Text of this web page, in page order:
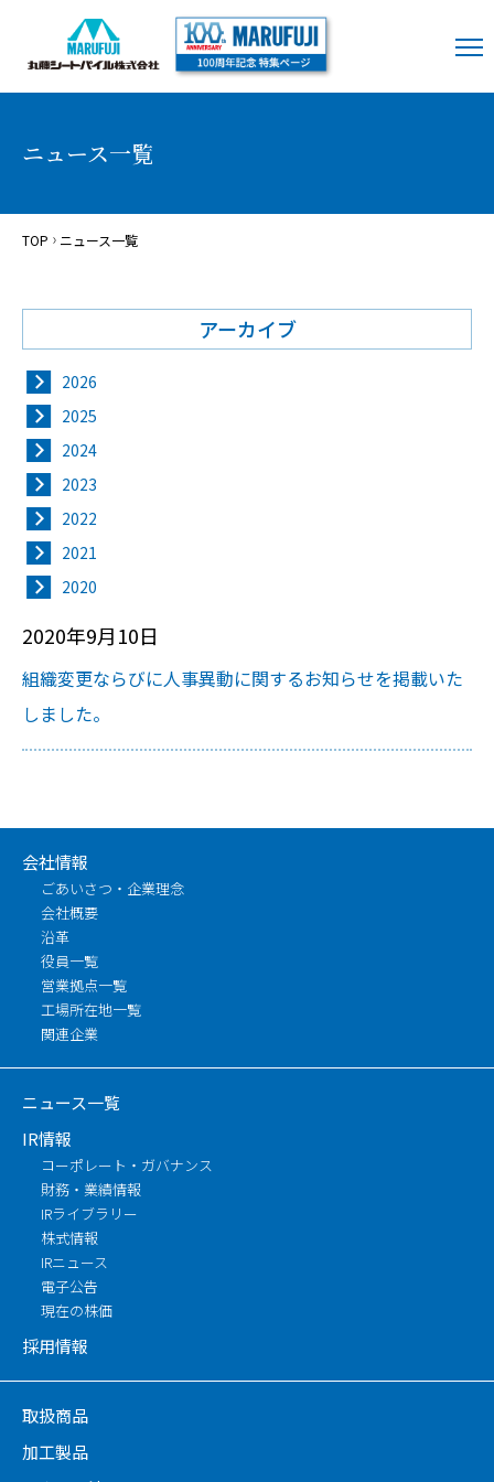
ニュース一覧
TOP ニュース一覧
アーカイブ
2026
2025
2024
2023
2022
2021
2020
2020年9月10日
組織変更ならびに人事異動に関するお知らせを掲載いた
しました。
会社情報
ごあいさつ・企業理念
会社概要
沿革
役員一覧
営業拠点一覧
工場所在地一覧
関連企業
ニュース一覧
IR情報
コーポレート・ガバナンス
財務・業績情報
IRライブラリー
株式情報
IRニュース
電子公告
現在の株価
採用情報
取扱商品
加工製品